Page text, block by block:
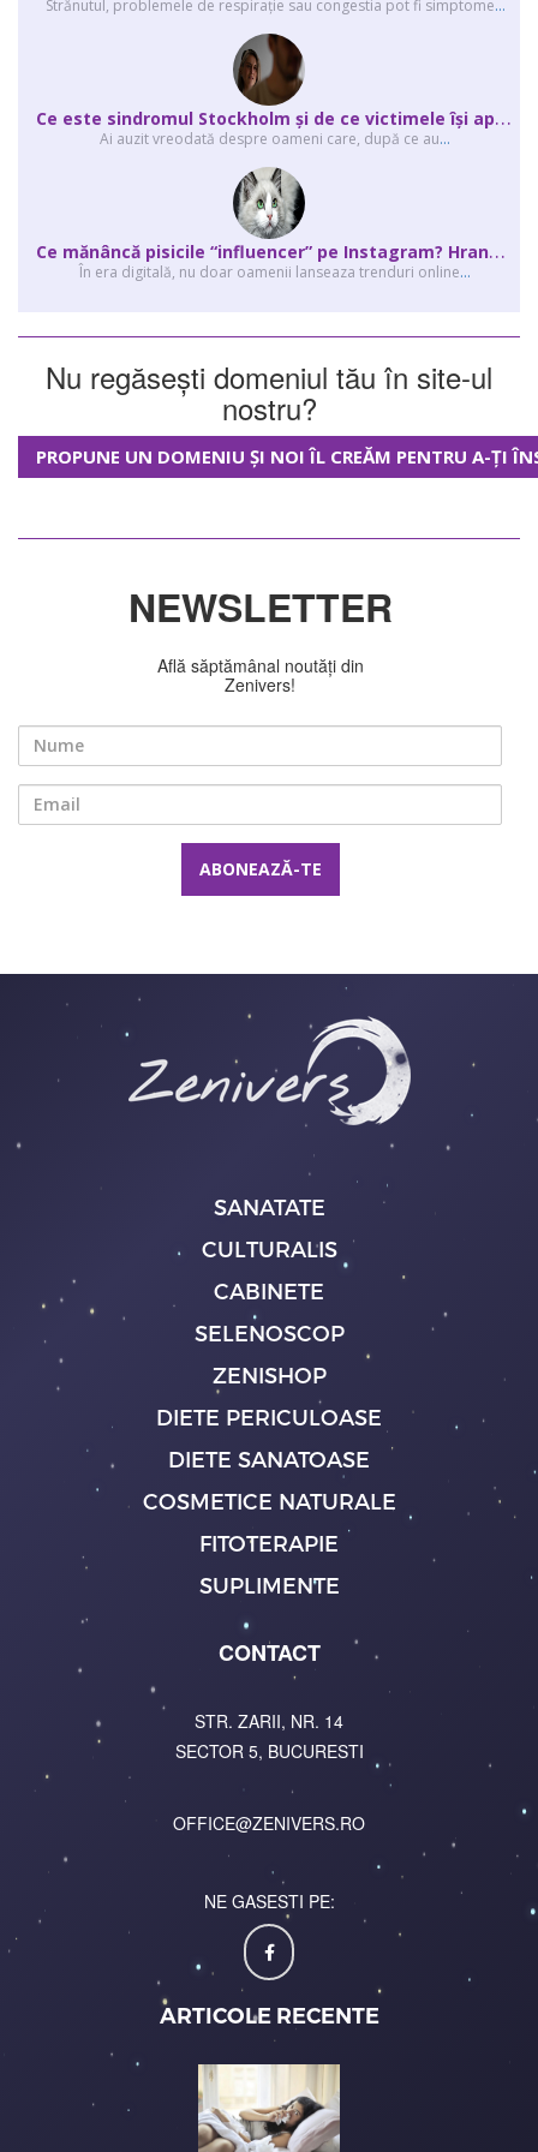
Strănutul, problemele de respirație sau congestia pot fi simptome...
C
e este sindromul Stockholm și de ce victimele își apără agresorii.
Ai auzit vreodată despre oameni care, după ce au...
C
e mănâncă pisicile “influencer” pe Instagram? Hrana lor virală
În era digitală, nu doar oamenii lanseaza trenduri online...
Nu regăsești domeniul tău în site-ul
nostru?
PROPUNE UN DOMENIU ȘI NOI ÎL CREĂM PENTRU A-ȚI
NEWSLETTER
Află săptămânal noutăți din
Zenivers!
SANATATE
CULTURALIS
CABINETE
SELENOSCOP
ZENISHOP
DIETE PERICULOASE
DIETE SANATOASE
COSMETICE NATURALE
FITOTERAPIE
SUPLIMENTE
CONTACT
STR. ZARII, NR. 14
SECTOR 5, BUCURESTI
OFFICE@ZENIVERS.RO
NE GASESTI PE:
ARTICOLE RECENTE